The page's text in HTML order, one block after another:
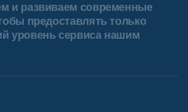
и развиваем современные
предоставлять только
уровень сервиса нашим